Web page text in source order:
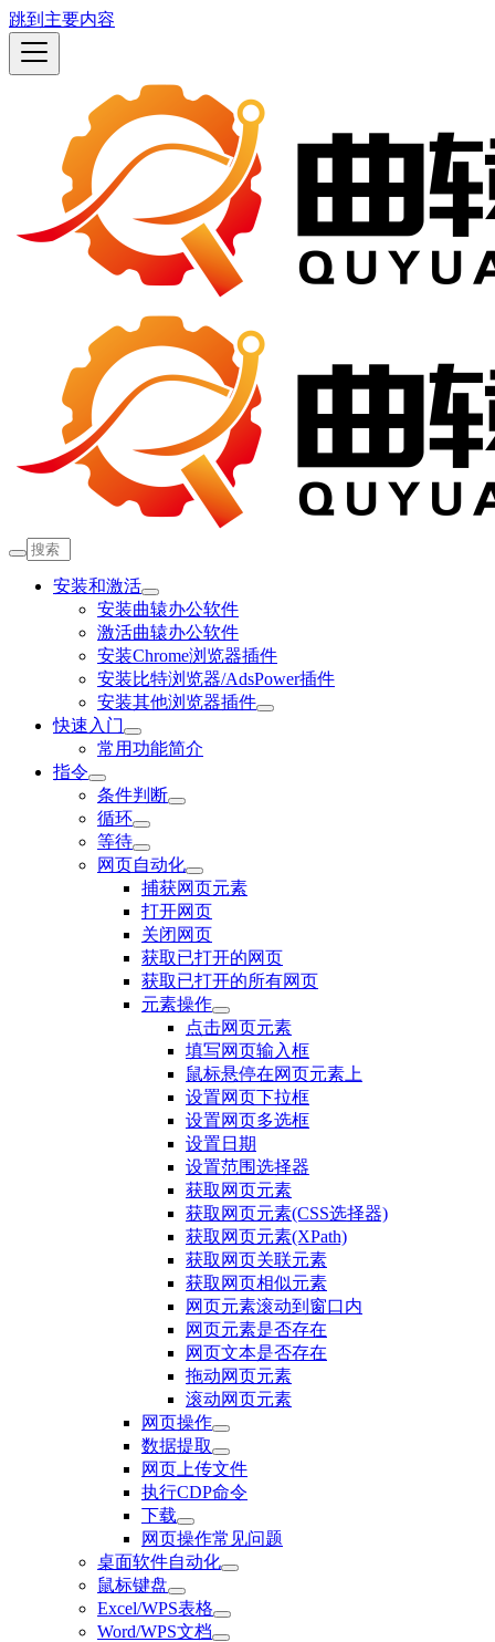
跳到主要内容
安装和激活
安装曲辕办公软件
激活曲辕办公软件
安装Chrome浏览器插件
安装比特浏览器/AdsPower插件
安装其他浏览器插件
快速入门
常用功能简介
指令
条件判断
循环
等待
网页自动化
捕获网页元素
打开网页
关闭网页
获取已打开的网页
获取已打开的所有网页
元素操作
点击网页元素
填写网页输入框
鼠标悬停在网页元素上
设置网页下拉框
设置网页多选框
设置日期
设置范围选择器
获取网页元素
获取网页元素(CSS选择器)
获取网页元素(XPath)
获取网页关联元素
获取网页相似元素
网页元素滚动到窗口内
网页元素是否存在
网页文本是否存在
拖动网页元素
滚动网页元素
网页操作
数据提取
网页上传文件
执行CDP命令
下载
网页操作常见问题
桌面软件自动化
鼠标键盘
Excel/WPS表格
Word/WPS文档